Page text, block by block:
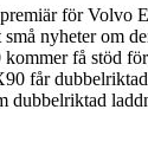
för Volvo
nyheter om
få stöd
får
dubbelriktad